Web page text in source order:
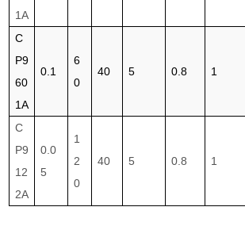
1A
C
P9
60
1A
0.1
6
0
40 5 0.8 1
C
P9
12
2A
0.0
5
1
2
0
40 5 0.8 1